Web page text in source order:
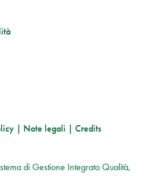
| Note legali | Credits
di Gestione Integrato Qualità,